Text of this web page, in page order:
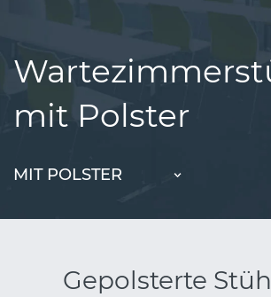
mit Polster
MIT POLSTER
Gepolsterte